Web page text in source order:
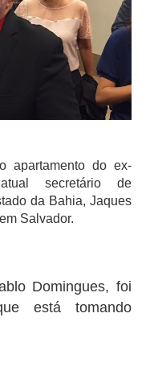
apartamento do ex-
secretário de
da Bahia, Jaques
Salvador.
Domingues, foi
está tomando